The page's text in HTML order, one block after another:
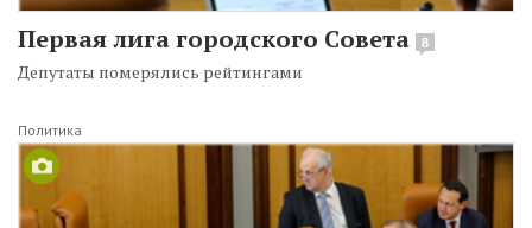
Первая лига городского Совета 8
Депутаты померялись рейтингами
Политика